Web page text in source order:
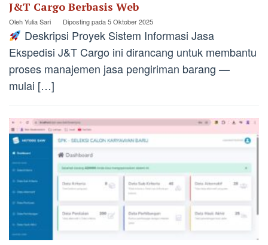
J&T Cargo Berbasis Web
OlehYulia Sari Diposting pada5 Oktober 2025
Deskripsi Proyek Sistem Informasi Jasa
Ekspedisi J&T Cargo ini dirancang untuk membantu
proses manajemen jasa pengiriman barang —
mulai […]